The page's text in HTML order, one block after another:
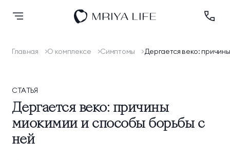
Главная О комплексе Симптомы Дергается веко:
СТАТЬЯ
Дергается веко: причины
миокимии и способы борьбы с
ней
Назад
Назад
Новые номера
Премьер Делюкс Люкс Элегант
Шарм Делюкс
Спа
Назад
Спорт и активный отдых
Назад
Здорового Долголетия
2024
Назад
разрешительная
документация
Программа